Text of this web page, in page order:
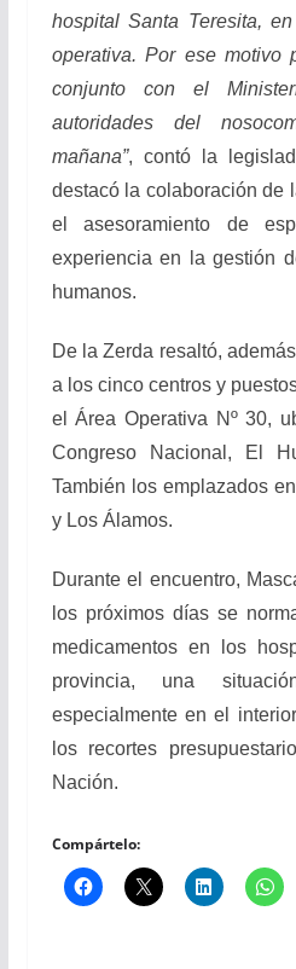
hospital Santa Teresita,
operativa. Por ese motivo
conjunto con el
autoridades del
mañana”, contó la
destacó la colaboración de
el asesoramiento de
experiencia en la gestión
humanos.
De la Zerda resaltó,
a los cinco centros y
el Área Operativa Nº 30,
Congreso Nacional, El
También los emplazados
y Los Álamos.
Durante el encuentro,
los próximos días se
medicamentos en los
provincia, una
especialmente en el
los recortes
Nación.
Compártelo: